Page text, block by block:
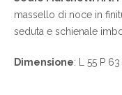
massello di noce in
seduta e schienale
Dimensione: L 55 P 63